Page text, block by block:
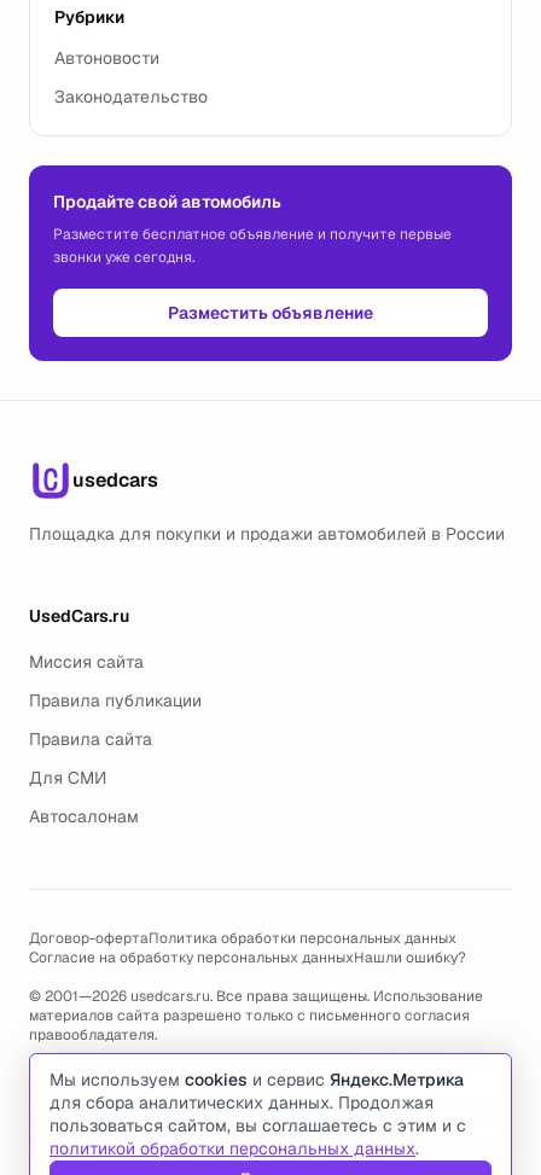
Рубрики
Автоновости
Законодательство
Продайте свой автомобиль
Разместите бесплатное объявление и получите первые
звонки уже сегодня.
Разместить объявление
usedcars
Площадка для покупки и продажи автомобилей в России
UsedCars.ru
Миссия сайта
Правила публикации
Правила сайта
Для СМИ
Автосалонам
Договор-офертаПолитика обработки персональных данных
Согласие на обработку персональных данныхНашли ошибку?
© 2001—2026 usedcars.ru. Все права защищены. Использование
материалов сайта разрешено только с письменного согласия
правообладателя.
Пользуясь сайтом, вы соглашаетесь с использованием cookies и
политикой обработки персональных данных.
По всем вопросам связанным с работой сайта, ошибками, глюками
и проблемами обращайтесь по адресу электронной почты
support@usedcars.ruили пишите в телеграм@usedcarsru_support
Мы используем cookies и сервис Яндекс.Метрика
для сбора аналитических данных. Продолжая
пользоваться сайтом, вы соглашаетесь с этим и с
политикой обработки персональных данных.